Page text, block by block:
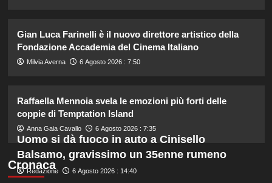
2
Soussi: “È vittima di un ingiusto
attacco mediatico”.
3
Matteo Santoro conquista oro e
bronzo agli Europei Nuoto 2026:
doppia impresa storica
Chiara Ferragni risponde alle
critiche: “Il mio peso riflette la mia
Gian Luca Farinelli è il nuovo direttore artistico della
Fondazione Accademia del Cinema Italiano
Milvia Averna 6 Agosto 2026 : 7:50
Raffaella Mennoia svela le emozioni più forti delle
coppie di Temptation Island
Anna Gaia Cavallo 6 Agosto 2026 : 7:35
Cronaca
Uomo si dà fuoco in auto a Cinisello
Balsamo, gravissimo un 35enne rumeno
Redazione 6 Agosto 2026 : 14:40